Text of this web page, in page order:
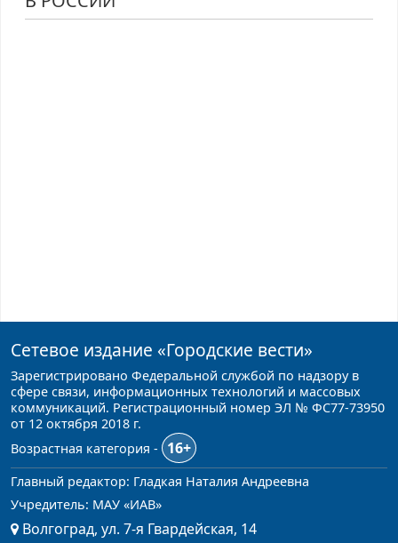
Сетевое издание «Городские вести»
Зарегистрировано Федеральной службой по надзору в
сфере связи, информационных технологий и массовых
коммуникаций. Регистрационный номер ЭЛ № ФС77-73950
от 12 октября 2018 г.
Возрастная категория -
16+
Главный редактор: Гладкая Наталия Андреевна
Учредитель: МАУ «ИАВ»
Волгоград, ул. 7-я Гвардейская, 14